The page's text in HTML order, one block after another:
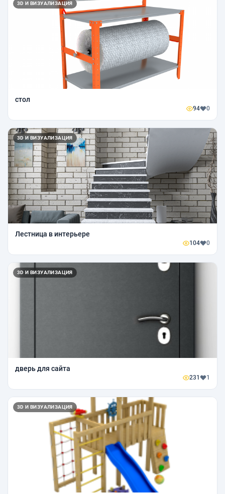
3D И ВИЗУАЛИЗАЦИЯ
стол
94 0
3D И ВИЗУАЛИЗАЦИЯ
Лестница в интерьере
104 0
3D И ВИЗУАЛИЗАЦИЯ
дверь для сайта
231 1
3D И ВИЗУАЛИЗАЦИЯ